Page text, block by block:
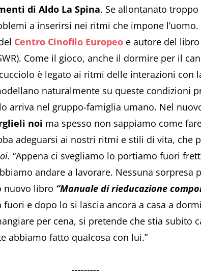
di Aldo La Spina. Se allontanato
a inserirsi nei ritmi che impone
Centro Cinofilo Europeo e autore del libro
Come il gioco, anche il dormire per il
è legato ai ritmi delle interazioni con
naturalmente su queste condizioni
arriva nel gruppo-famiglia umano. Nel
noi ma spesso non sappiamo come
adeguarsi ai nostri ritmi e stili di vita, che
“Appena ci svegliamo lo portiamo fuori
andare a lavorare. Nessuna sorpresa
nuovo libro “Manuale di rieducazione
fuori e dopo lo si lascia ancora a casa a
per cena, si pretende che stia subito
abbiamo fatto qualcosa con lui.”
---------